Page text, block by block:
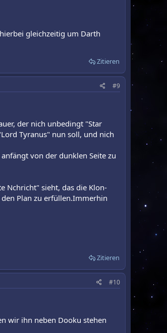
gleichzeitig um Darth
Zitieren
#9
der nich unbedingt "Star
Tyranus" nun soll, und nich
von der dunklen Seite zu
Nchricht" sieht, das die Klon-
Plan zu erfüllen.Immerhin
Zitieren
#10
wir ihn neben Dooku stehen